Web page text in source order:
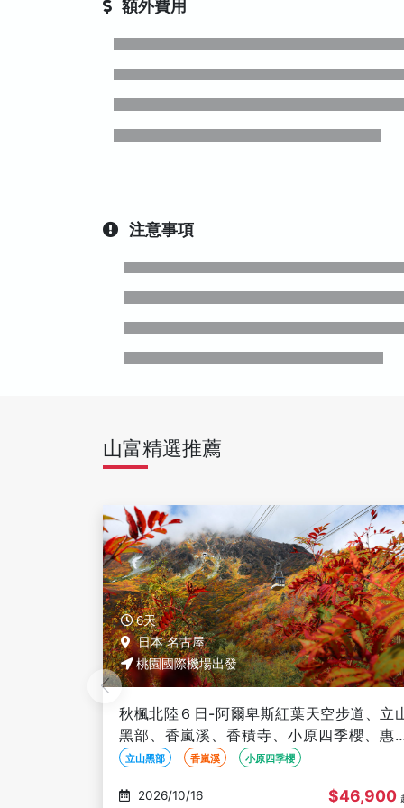
額外費用
注意事項
山富精選推薦
6天
日本 名古屋
桃園國際機場出發
秋楓北陸６日-阿爾卑斯紅葉天空步道、立
黑部、香嵐溪、香積寺、小原四季櫻、惠
峽、馬籠宿、庄川峽遊船
立山黑部 香嵐溪 小原四季櫻
2026/10/17 $46,900